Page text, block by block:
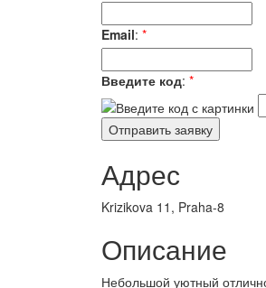
Email: *
Введите код: *
Адрес
Krizikova 11, Praha-8
Описание
Небольшой уютный